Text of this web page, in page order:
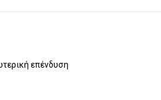
επένδυση